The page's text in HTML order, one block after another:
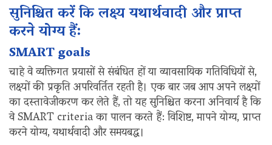
सुनिश्चित करें कि लक्ष्य यथार्थवादी और प्राप्त
करने योग्य हैं:
SMART goals
चाहे वे व्यक्तिगत प्रयासों से संबंधित हों या व्यावसायिक गतिविधियों से,
लक्ष्यों की प्रकृति अपरिवर्तित रहती है। एक बार जब आप अपने लक्ष्यों
का दस्तावेजीकरण कर लेते हैं, तो यह सुनिश्चित करना अनिवार्य है कि
वे SMART criteria का पालन करते हैं: विशिष्ट, मापने योग्य, प्राप्त
करने योग्य, यथार्थवादी और समयबद्ध।